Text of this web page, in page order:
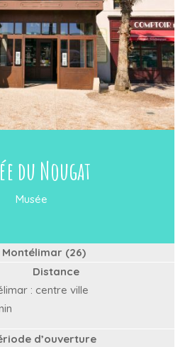
du Nougat
Musée
Montélimar (26)
Distance
: centre ville
d’ouverture